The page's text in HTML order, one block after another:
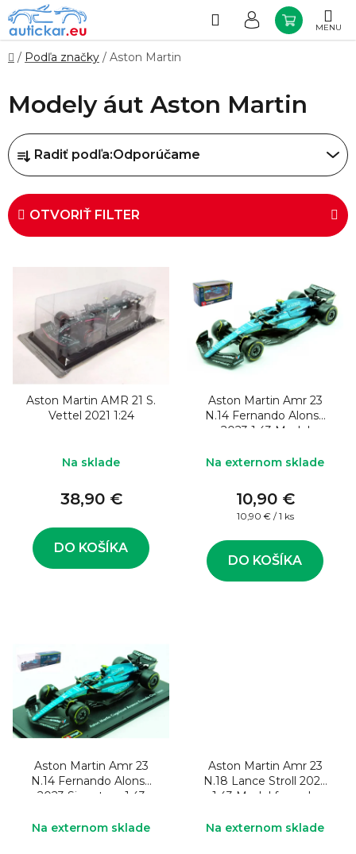
Prejsť
na
obsah
Hľadať
KOŠÍK
Domov
/ Podľa značky / Aston Martin
Modely áut Aston Martin
R
a
d
e
n
d
Radiť podľa:Odporúčame
OTVORIŤ FILTER
p
Aston Martin AMR 21 S.
Vettel 2021 1:24
Na sklade
38,90 €
DO KOŠÍKA
Aston Martin Amr 23
N.14 Fernando Alonso
2023 1:43 Model
Na externom sklade
10,90 €
Jednotková
10,90 € / 1 ks
DO KOŠÍKA
Aston Martin Amr 23
N.14 Fernando Alonso
2023 Signature 1:43
Na externom sklade
Aston Martin Amr 23
N.18 Lance Stroll 2023
1:43 Model formule
Na externom sklade